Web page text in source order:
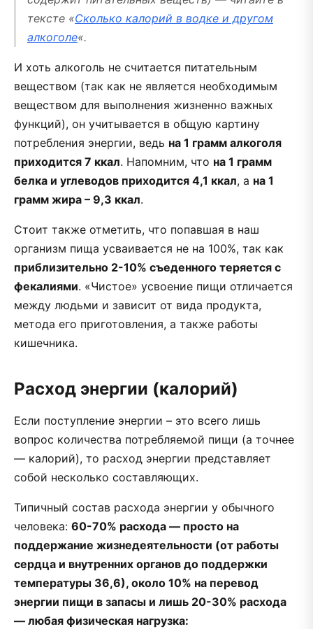
тексте «Сколько калорий в водке и другом
алкоголе«.
И хоть алкоголь не считается питательным
веществом (так как не является необходимым
веществом для выполнения жизненно важных
функций), он учитывается в общую картину
потребления энергии, ведь на 1 грамм алкоголя
приходится 7 ккал. Напомним, что на 1 грамм
белка и углеводов приходится 4,1 ккал, а на 1
грамм жира – 9,3 ккал.
Стоит также отметить, что попавшая в наш
организм пища усваивается не на 100%, так как
приблизительно 2-10% съеденного теряется с
фекалиями. «Чистое» усвоение пищи отличается
между людьми и зависит от вида продукта,
метода его приготовления, а также работы
кишечника.
Расход энергии (калорий)
Если поступление энергии – это всего лишь
вопрос количества потребляемой пищи (а точнее
— калорий), то расход энергии представляет
собой несколько составляющих.
Типичный состав расхода энергии у обычного
человека: 60-70% расхода — просто на
поддержание жизнедеятельности (от работы
сердца и внутренних органов до поддержки
температуры 36,6), около 10% на перевод
энергии пищи в запасы и лишь 20-30% расхода
— любая физическая нагрузка: